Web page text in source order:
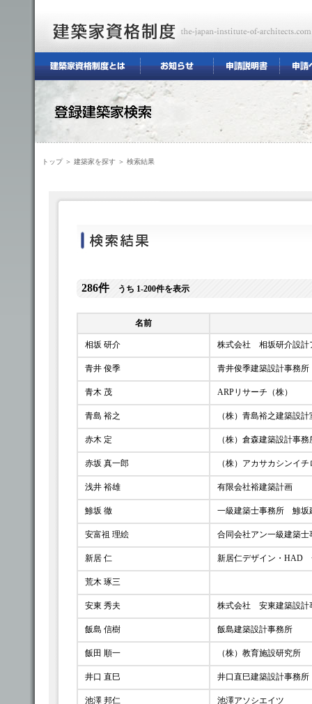
トップ＞ 建築家を探す ＞ 検索結果
286件うち 1-200件を表示
名前
相坂 研介 株式会社 相坂研介設計
青井 俊季 青井俊季建築設計事務所
青木 茂 ARPリサーチ（株）
青島 裕之 （株）青島裕之建築設
赤木 定 （株）倉森建築設計事
赤坂 真一郎 （株）アカサカシンイ
浅井 裕雄 有限会社裕建築計画
鯵坂 徹 一級建築士事務所 鯵坂
安富祖 理絵 合同会社アン一級建築
新居 仁 新居仁デザイン・HAD
荒木 琢三
安東 秀夫 株式会社 安東建築設計
飯島 信樹 飯島建築設計事務所
飯田 順一 （株）教育施設研究所
井口 直巳 井口直巳建築設計事務所
池澤 邦仁 池澤アソシエイツ